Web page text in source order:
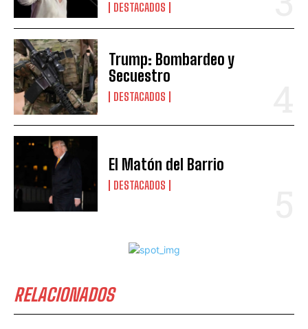
DESTACADOS
Trump: Bombardeo y
Secuestro
DESTACADOS
El Matón del Barrio
DESTACADOS
RELACIONADOS